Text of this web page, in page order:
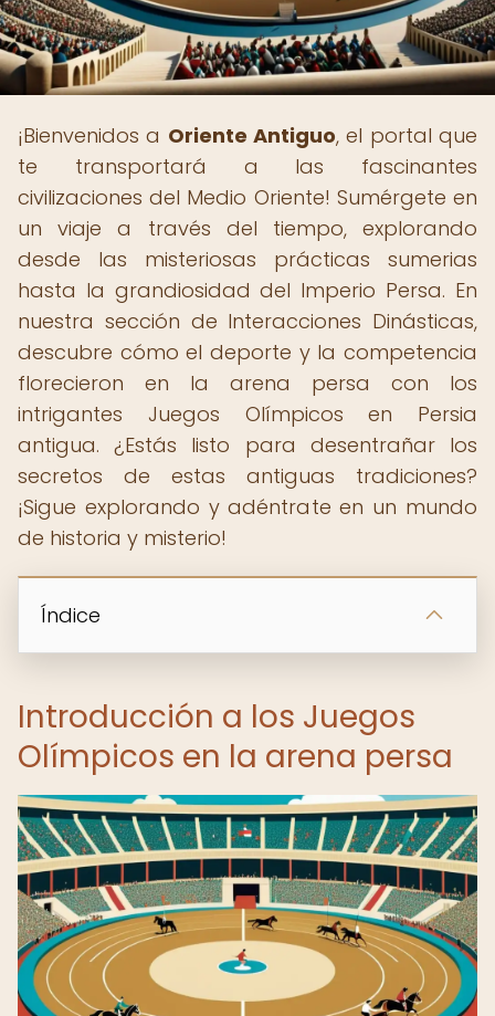
¡Bienvenidos a Oriente Antiguo, el portal que
te transportará a las fascinantes
civilizaciones del Medio Oriente! Sumérgete en
un viaje a través del tiempo, explorando
desde las misteriosas prácticas sumerias
hasta la grandiosidad del Imperio Persa. En
nuestra sección de Interacciones Dinásticas,
descubre cómo el deporte y la competencia
florecieron en la arena persa con los
intrigantes Juegos Olímpicos en Persia
antigua. ¿Estás listo para desentrañar los
secretos de estas antiguas tradiciones?
¡Sigue explorando y adéntrate en un mundo
de historia y misterio!
Índice
Introducción a los Juegos
Olímpicos en la arena persa